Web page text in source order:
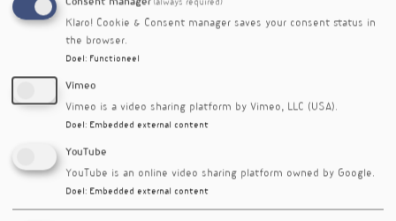
clinical trials. European journal of nutrition, 2019, 1-17.
https://doi.org/10.1007/s00394-019-01931-8
Rubriek
Andrea van Vuuren
Editienummer
334
Consent manager (always required)
Klaro! Cookie & Consent manager saves your consent status in
the browser.
Doel : Functioneel
Vimeo
Vimeo is a video sharing platform by Vimeo, LLC (USA).
Doel : Embedded external content
YouTube
YouTube is an online video sharing platform owned by Google.
Doel : Embedded external content